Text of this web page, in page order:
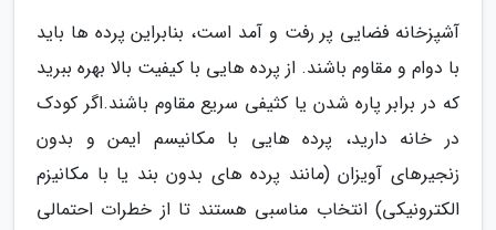
آشپزخانه فضایی پر رفت و آمد است، بنابراین پرده ها باید
با دوام و مقاوم باشند. از پرده هایی با کیفیت بالا بهره ببرید
که در برابر پاره شدن یا کثیفی سریع مقاوم باشند.اگر کودک
در خانه دارید، پرده هایی با مکانیسم ایمن و بدون
زنجیرهای آویزان (مانند پرده های بدون بند یا با مکانیزم
الکترونیکی) انتخاب مناسبی هستند تا از خطرات احتمالی